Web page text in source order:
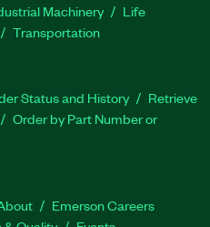
Machinery
Life
Transportation
Status and History
Retrieve
Order by Part Number or
Emerson Careers